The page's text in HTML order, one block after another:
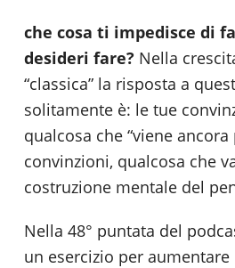
che cosa ti impedisce di
desideri fare? Nella
“classica” la risposta a
solitamente è: le tue
qualcosa che “viene
convinzioni, qualcosa che
costruzione mentale del
Nella 48° puntata del
un esercizio per